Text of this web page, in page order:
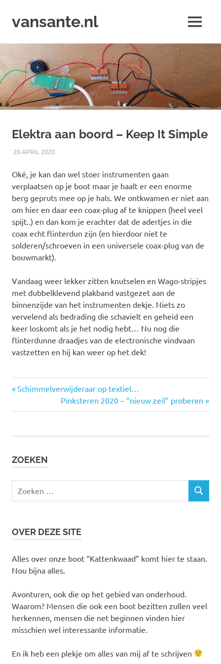
naar
inhoud
vansante.nl
hobby
maar
zijn
;-)
MENU
Elektra aan boord – Keep It Simple
20 APRIL 2020JACOB
KLUSSEN
Oké, je kan dan wel stoer instrumenten gaan
verplaatsen op je boot maar je haalt er een enorme
berg gepruts mee op je hals. We ontkwamen er niet aan
om hier en daar een coax-plug af te knippen (heel veel
spijt..) en dan kom je erachter dat de adertjes in die
coax echt flinterdun zijn (en hierdoor niet te
solderen/schroeven in een universele coax-plug van de
bouwmarkt).
Vandaag weer lekker zitten knutselen en Wago-stripjes
met dubbelklevend plakband vastgezet aan de
binnenzijde van het instrumenten dekje. Niets zo
vervelend als bedrading die schavielt en geheid een
keer loskomt als je het nodig hebt… Nu nog die
flinterdunne draadjes van de electronische vindvaan
vastzetten en hij kan weer op het dek!
Bericht
navigatie
Vorige
Schimmelverwijderaar op textiel…
Volgende
bericht:
Pinksteren 2020 – “nieuw zeil” proberen
ZOEKEN
Zoeken
ZOEKEN
OVER DEZE SITE
Alles over onze boot “Kattenkwaad” komt hier te staan.
Nou bijna alles.
Avonturen, ook die op het gebied van onderhoud.
Waarom? Mensen die ook een boot bezitten zullen veel
herkennen, mensen die net beginnen vinden hier
misschien wel interessante informatie.
En ik heb een plekje om alles van mij af te schrijven